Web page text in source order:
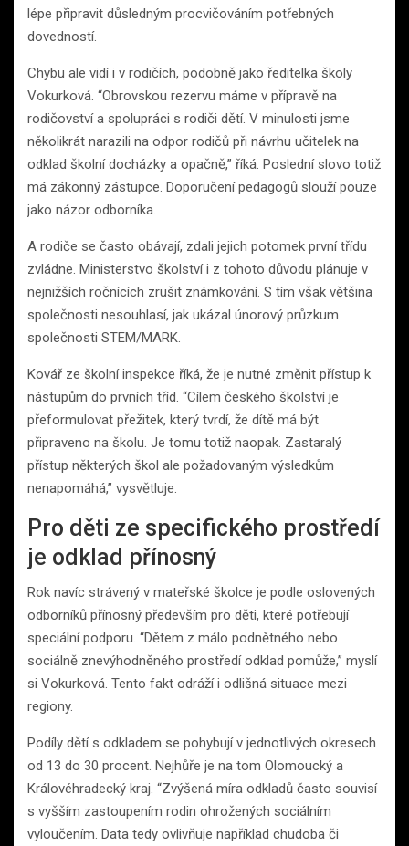
lépe připravit důsledným procvičováním potřebných
dovedností.
Chybu ale vidí i v rodičích, podobně jako ředitelka školy
Vokurková. “Obrovskou rezervu máme v přípravě na
rodičovství a spolupráci s rodiči dětí. V minulosti jsme
několikrát narazili na odpor rodičů při návrhu učitelek na
odklad školní docházky a opačně,” říká. Poslední slovo totiž
má zákonný zástupce. Doporučení pedagogů slouží pouze
jako názor odborníka.
A rodiče se často obávají, zdali jejich potomek první třídu
zvládne. Ministerstvo školství i z tohoto důvodu plánuje v
nejnižších ročnících zrušit známkování. S tím však většina
společnosti nesouhlasí, jak ukázal únorový průzkum
společnosti STEM/MARK.
Kovář ze školní inspekce říká, že je nutné změnit přístup k
nástupům do prvních tříd. “Cílem českého školství je
přeformulovat přežitek, který tvrdí, že dítě má být
připraveno na školu. Je tomu totiž naopak. Zastaralý
přístup některých škol ale požadovaným výsledkům
nenapomáhá,” vysvětluje.
Pro děti ze specifického prostředí
je odklad přínosný
Rok navíc strávený v mateřské školce je podle oslovených
odborníků přínosný především pro děti, které potřebují
speciální podporu. “Dětem z málo podnětného nebo
sociálně znevýhodněného prostředí odklad pomůže,” myslí
si Vokurková. Tento fakt odráží i odlišná situace mezi
regiony.
Podíly dětí s odkladem se pohybují v jednotlivých okresech
od 13 do 30 procent. Nejhůře je na tom Olomoucký a
Královéhradecký kraj. “Zvýšená míra odkladů často souvisí
s vyšším zastoupením rodin ohrožených sociálním
vyloučením. Data tedy ovlivňuje například chudoba či